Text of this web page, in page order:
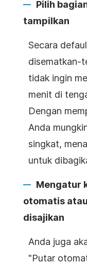
Pilih
tampilkan
Secara
disematkan-
tidak ingin
menit di
Dengan
Anda
singkat,
untuk
Mengatur
otomatis
disajikan
Anda juga
"Putar